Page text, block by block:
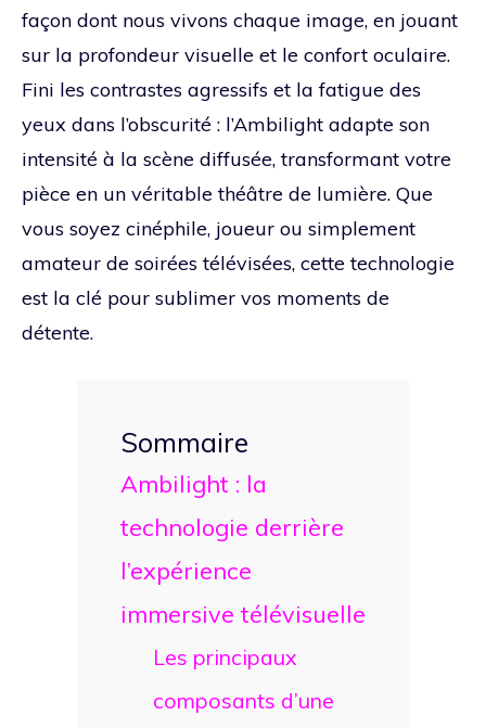
façon dont nous vivons chaque image, en jouant
sur la profondeur visuelle et le confort oculaire.
Fini les contrastes agressifs et la fatigue des
yeux dans l’obscurité : l’Ambilight adapte son
intensité à la scène diffusée, transformant votre
pièce en un véritable théâtre de lumière. Que
vous soyez cinéphile, joueur ou simplement
amateur de soirées télévisées, cette technologie
est la clé pour sublimer vos moments de
détente.
Sommaire
Ambilight : la
technologie derrière
l’expérience
immersive télévisuelle
Les principaux
composants d’une